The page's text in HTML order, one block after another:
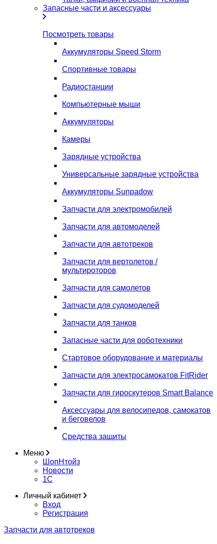
Запасные части и аксессуары
Посмотреть товары
Аккумуляторы Speed Storm
Спортивные товары
Радиостанции
Компьютерные мыши
Аккумуляторы
Камеры
Зарядные устройства
Универсальные зарядные устройства
Аккумуляторы Sunpadow
Запчасти для электромобилей
Запчасти для автомоделей
Запчасти для автотреков
Запчасти для вертолетов /
мультироторов
Запчасти для самолетов
Запчасти для судомоделей
Запчасти для танков
Запасные части для роботехники
Стартовое оборудование и материалы
Запчасти для электросамокатов FitRider
Запчасти для гироскутеров Smart Balance
Аксессуары для велосипедов, самокатов
и беговелов
Средства защиты
Меню
ШопНтойз
Новости
1C
Личный кабинет
Вход
Регистрация
Запчасти для автотреков